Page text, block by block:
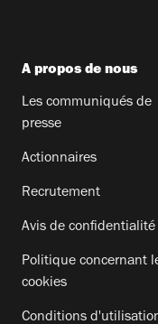
A propos de nous
Les communiqués de
presse
Actionnaires
Recrutement
Avis de confidentialité
Politique concernant
cookies
Conditions